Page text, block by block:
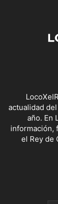
actualidad
año. En
información,
el Rey de